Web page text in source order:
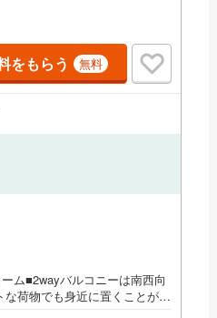
、楽しく住まい探しのお手
をもらう 無料
ム■2wayバルコニーは南西向
荷物でも身近に置くことが出